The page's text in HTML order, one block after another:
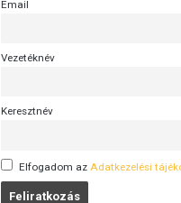
Email
Vezetéknév
Keresztnév
Elfogadom az Adatkezelési